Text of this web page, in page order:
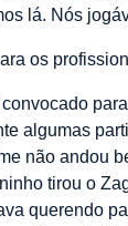
lá. Nós
os
convocado
algumas
não andou
tirou o
querendo